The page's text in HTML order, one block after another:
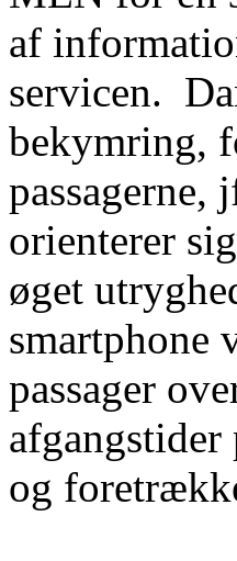
af
servicen.
bekymring,
passagerne,
orienterer
øget
smartphone
passager
afgangstider
og